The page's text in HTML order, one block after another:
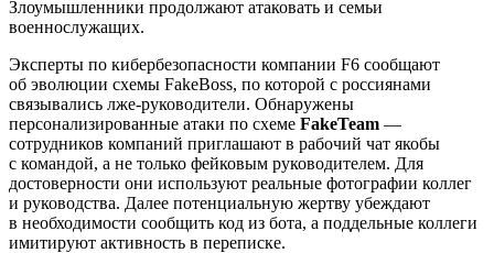
Злоумышленники продолжают атаковать и семьи
военнослужащих.
Эксперты по кибербезопасности компании F6 сообщают
об эволюции схемы FakeBoss, по которой с россиянами
связывались лже-руководители. Обнаружены
персонализированные атаки по схеме FakeTeam —
сотрудников компаний приглашают в рабочий чат якобы
с командой, а не только фейковым руководителем. Для
достоверности они используют реальные фотографии коллег
и руководства. Далее потенциальную жертву убеждают
в необходимости сообщить код из бота, а поддельные коллеги
имитируют активность в переписке.